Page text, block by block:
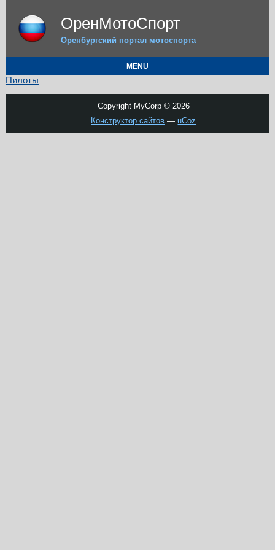
ОренМотоСпорт
Оренбургский портал мотоспорта
MENU
Пилоты
Copyright MyCorp © 2026
Конструктор сайтов —uCoz